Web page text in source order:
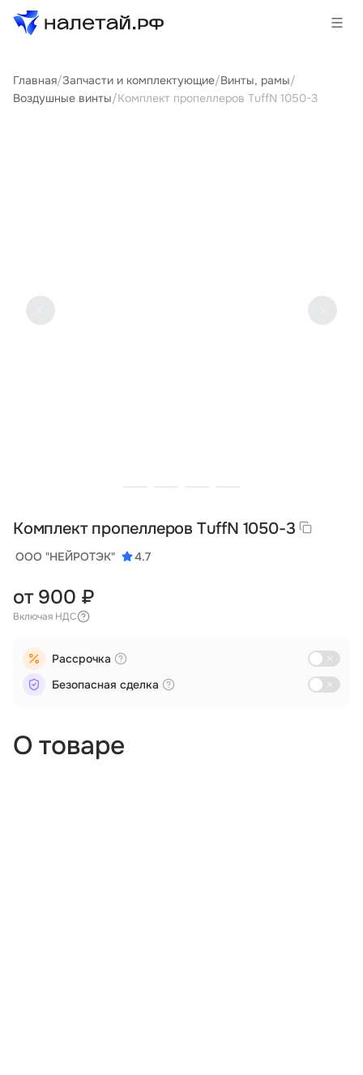
Товары
Поставщикам
Государственные программы
Главная/Запчасти и комплектующие/Винты, рамы/
Воздушные винты/Комплект пропеллеров TuffN 1050-3
О товаре
Комплект пропеллеров TuffN 1050-3
ООО "НЕЙРОТЭК" 4.7
от 900 ₽
Включая НДС
Рассрочка
Безопасная сделка